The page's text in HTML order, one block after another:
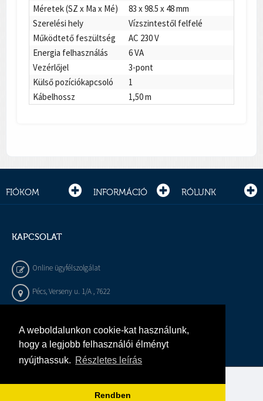
A weboldalunkon cookie-kat használunk,
hogy a legjobb felhasználói élményt
nyújthassuk. Részletes leírás
Rendben
Méretek (SZ x Ma x Mé)
83 x 98.5 x 48 mm
Szerelési hely
Vízszintestől felfelé
Működtető feszültség
AC 230 V
Energia felhasználás
6 VA
Vezérlőjel
3-pont
Külső pozíciókapcsoló
1
Kábelhossz
1,50 m
FIÓKOM INFORMÁCIÓ RÓLUNK
KAPCSOLAT
Online ügyfélszolgálat
Pécs, Verseny u. 1/A , 7622
info@gepeszbolt.hu
Árukereső, a hiteles vásárlási kalauz
Murányi Épületgépészet Kft.